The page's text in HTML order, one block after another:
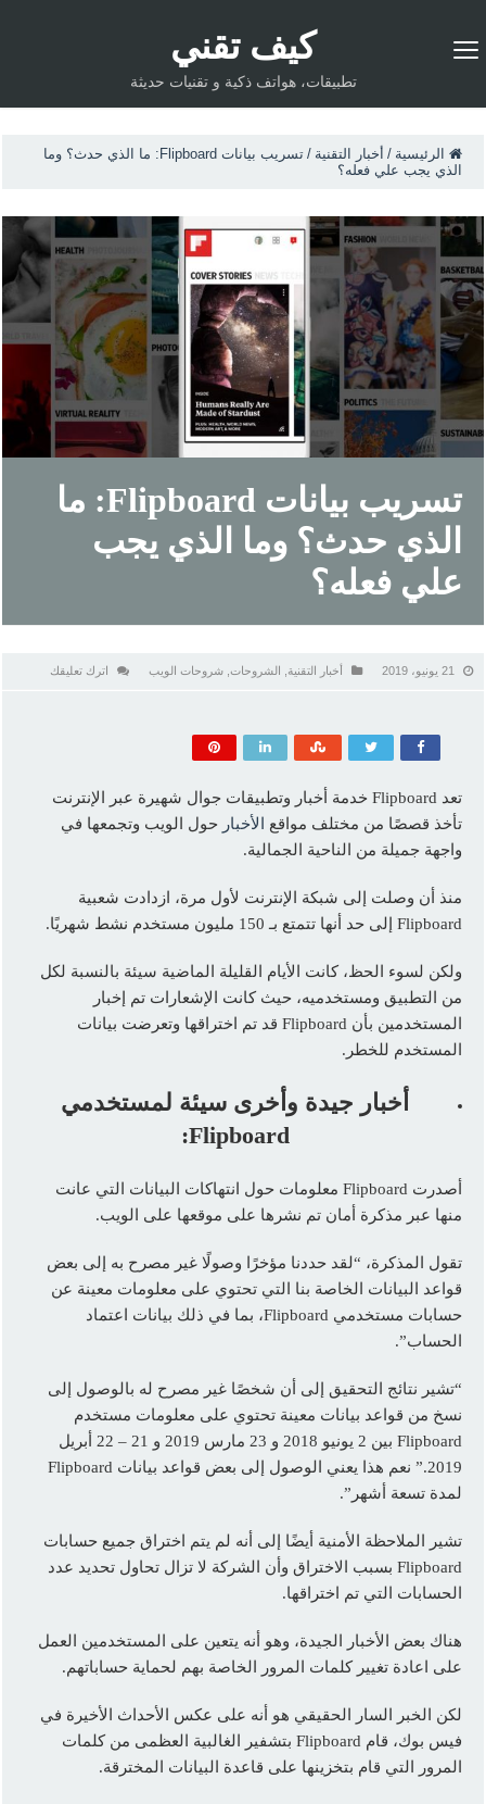
كيف تقني
تطبيقات، هواتف ذكية و تقنيات حديثة
الرئيسية / أخبار التقنية /
تسريب بيانات Flipboard: ما الذي حدث؟ وما
الذي يجب علي فعله؟
تسريب بيانات Flipboard: ما
الذي حدث؟ وما الذي يجب
علي فعله؟
21 يونيو، 2019 أخبار التقنية الشروحات ,شروحات الويب اترك تعليقك
تعد Flipboard خدمة أخبار وتطبيقات جوال شهيرة عبر الإنترنت
تأخذ قصصًا من مختلف مواقع
الأخبار حول الويب وتجمعها في
واجهة جميلة من الناحية الجمالية.
منذ أن وصلت إلى شبكة الإنترنت لأول مرة، ازدادت شعبية
Flipboard إلى حد أنها تتمتع بـ 150 مليون مستخدم نشط شهريًا.
ولكن لسوء الحظ، كانت الأيام القليلة الماضية سيئة بالنسبة لكل
من التطبيق ومستخدميه، حيث كانت الإشعارات تم إخبار
المستخدمين بأن Flipboard قد تم اختراقها وتعرضت بيانات
المستخدم للخطر.
أخبار جيدة وأخرى سيئة لمستخدمي
Flipboard
:
أصدرت Flipboard معلومات حول انتهاكات البيانات التي عانت
منها عبر مذكرة أمان تم نشرها على موقعها على الويب.
تقول المذكرة، “لقد حددنا مؤخرًا وصولًا غير مصرح به إلى بعض
قواعد البيانات الخاصة بنا التي تحتوي على معلومات معينة عن
حسابات مستخدمي Flipboard، بما في ذلك بيانات اعتماد
الحساب”.
“تشير نتائج التحقيق إلى أن شخصًا غير مصرح له بالوصول إلى
نسخ من قواعد بيانات معينة تحتوي على معلومات مستخدم
Flipboard بين 2 يونيو 2018 و 23 مارس 2019 و 21 – 22 أبريل
2019.” نعم هذا يعني الوصول إلى بعض قواعد بيانات Flipboard
لمدة تسعة أشهر”.
تشير الملاحظة الأمنية أيضًا إلى أنه لم يتم اختراق جميع حسابات
Flipboard بسبب الاختراق وأن الشركة لا تزال تحاول تحديد عدد
الحسابات التي تم اختراقها.
هناك بعض الأخبار الجيدة، وهو أنه يتعين على المستخدمين العمل
على اعادة تغيير كلمات المرور الخاصة بهم لحماية حساباتهم.
لكن الخبر السار الحقيقي هو أنه على عكس الأحداث الأخيرة في
فيس بوك، قام Flipboard بتشفير الغالبية العظمى من كلمات
المرور التي قام بتخزينها على قاعدة البيانات المخترقة.